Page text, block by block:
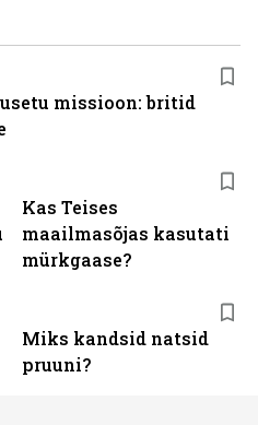
Kas Teises
maailmasõjas kasutati
mürkgaase?
Miks kandsid natsid
pruuni?
missioon: britid